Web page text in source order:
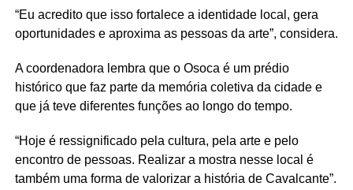
“Eu acredito que isso fortalece a identidade local, gera
oportunidades e aproxima as pessoas da arte”, considera.
A coordenadora lembra que o Osoca é um prédio
histórico que faz parte da memória coletiva da cidade e
que já teve diferentes funções ao longo do tempo.
“Hoje é ressignificado pela cultura, pela arte e pelo
encontro de pessoas. Realizar a mostra nesse local é
também uma forma de valorizar a história de Cavalcante”.